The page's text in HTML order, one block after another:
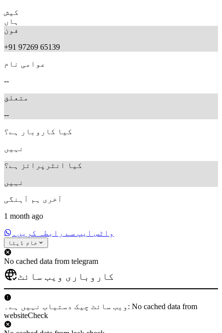
کیش
ہاں
فون
+91 97269 65139
عوامی نام
--
متعلق
--
کیا کاروبار ہے؟
نہیں
کیا انٹرپرائز ہے؟
نہیں
آخری ہم آہنگی
1 month ago
واٹس ایپ سے رابطہ کریں۔
خام ڈیٹا
No cached data from telegram
کاروباری ویب سائٹ
ویب سائٹ چیک دستیاب نہیں ہے۔: No cached data from
websiteCheck